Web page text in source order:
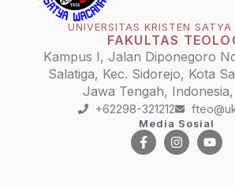
UNIVERSITAS KRISTEN
FAKULTAS
Kampus I, Jalan Diponegoro
Salatiga, Kec. Sidorejo, Kota
Jawa Tengah, Indonesia,
+62298-321212
Media Sosial